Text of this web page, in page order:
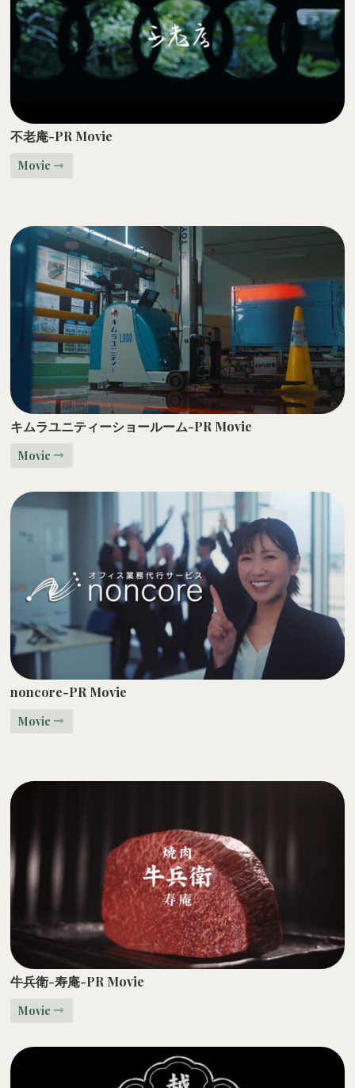
不老庵-PR Movie
Movie
キムラユニティーショールーム-PR Movie
Movie
noncore-PR Movie
Movie
牛兵衛-寿庵-PR Movie
Movie